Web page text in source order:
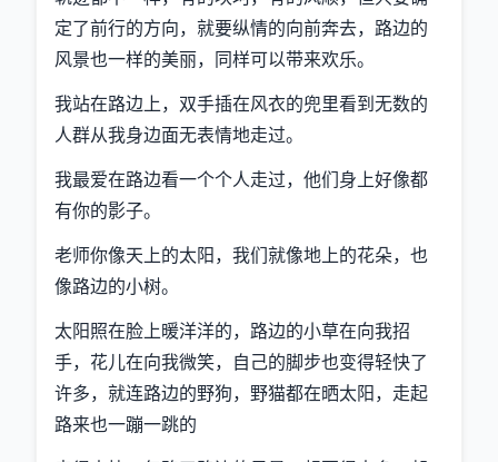
定了前行的方向，就要纵情的向前奔去，路边的
风景也一样的美丽，同样可以带来欢乐。
我站在路边上，双手插在风衣的兜里看到无数的
人群从我身边面无表情地走过。
我最爱在路边看一个个人走过，他们身上好像都
有你的影子。
老师你像天上的太阳，我们就像地上的花朵，也
像路边的小树。
太阳照在脸上暖洋洋的，路边的小草在向我招
手，花儿在向我微笑，自己的脚步也变得轻快了
许多，就连路边的野狗，野猫都在晒太阳，走起
路来也一蹦一跳的